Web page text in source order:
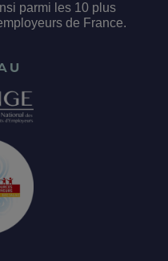
parmi les 10 plus
de France.